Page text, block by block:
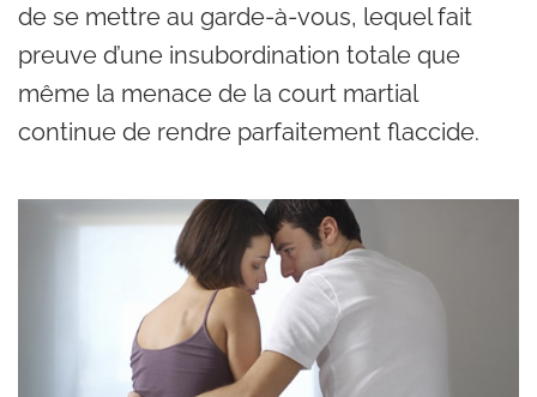
de se mettre au garde-à-vous, lequel fait
preuve d’une insubordination totale que
même la menace de la court martial
continue de rendre parfaitement flaccide.